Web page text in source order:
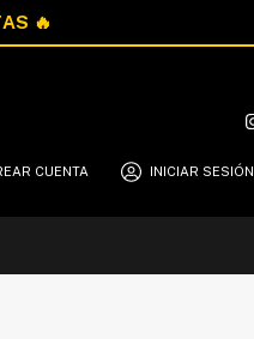
CUENTA INICIAR SESIÓN